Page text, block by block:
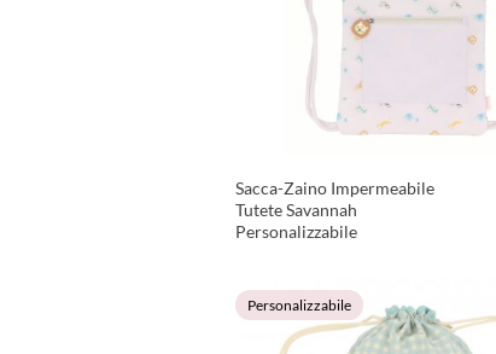
Sacca-Zaino Impermeabile
Tutete Savannah
Personalizzabile
Personalizzabile